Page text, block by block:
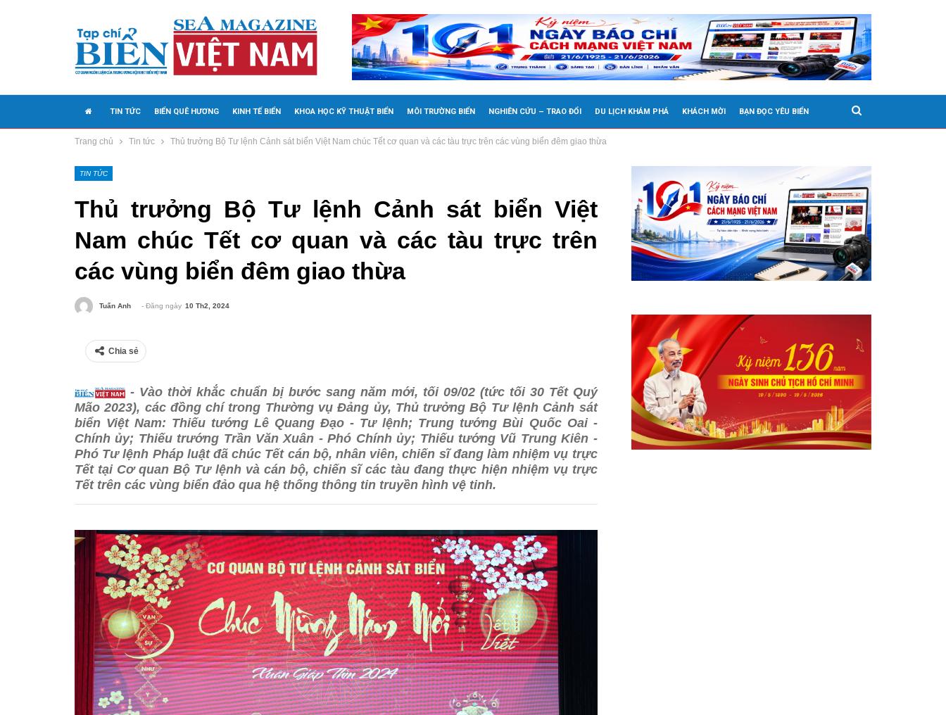
TIN TỨC BIỂN QUÊ HƯƠNG KINH TẾ BIỂN KHOA HỌC KỸ THUẬT BIỂN MÔI TRƯỜNG BIỂN NGHIÊN CỨU – TRAO ĐỔI DU LỊCH KHÁM PHÁ KHÁCH MỜI BẠN ĐỌC YÊU BIỂN
MEDIA
Trang chủ Tin tức Thủ trưởng Bộ Tư lệnh Cảnh sát biển Việt Nam chúc Tết cơ quan và các tàu trực trên các vùng biển đêm giao thừa
TIN TỨC
Thủ trưởng Bộ Tư lệnh Cảnh sát biển Việt
Nam chúc Tết cơ quan và các tàu trực trên
các vùng biển đêm giao thừa
Tuấn Anh - Đăng ngày 10 Th2, 2024
Chia sẻ
- Vào thời khắc chuẩn bị bước sang năm mới, tối 09/02 (tức tối 30 Tết Quý
Mão 2023), các đồng chí trong Thường vụ Đảng ủy, Thủ trưởng Bộ Tư lệnh Cảnh sát
biển Việt Nam: Thiếu tướng Lê Quang Đạo - Tư lệnh; Trung tướng Bùi Quốc Oai -
Chính ủy; Thiếu trướng Trần Văn Xuân - Phó Chính ủy; Thiếu tướng Vũ Trung Kiên -
Phó Tư lệnh Pháp luật đã chúc Tết cán bộ, nhân viên, chiến sĩ đang làm nhiệm vụ trực
Tết tại Cơ quan Bộ Tư lệnh và cán bộ, chiến sĩ các tàu đang thực hiện nhiệm vụ trực
Tết trên các vùng biển đảo qua hệ thống thông tin truyền hình vệ tinh.